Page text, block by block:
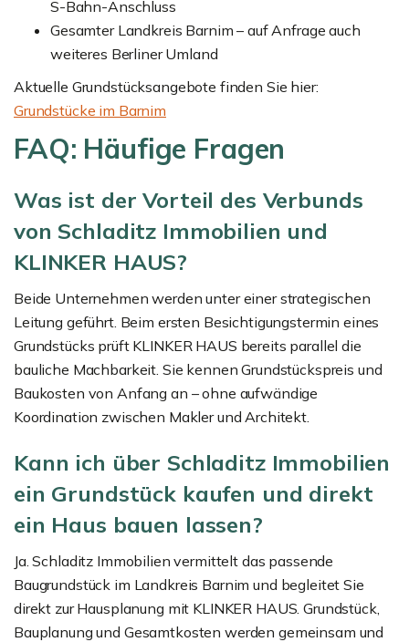
S-Bahn-Anschluss
Gesamter Landkreis Barnim – auf Anfrage auch
weiteres Berliner Umland
Aktuelle Grundstücksangebote finden Sie hier:
Grundstücke im Barnim
FAQ: Häufige Fragen
Was ist der Vorteil des Verbunds
von Schladitz Immobilien und
KLINKER HAUS?
Beide Unternehmen werden unter einer strategischen
Leitung geführt. Beim ersten Besichtigungstermin eines
Grundstücks prüft KLINKER HAUS bereits parallel die
bauliche Machbarkeit. Sie kennen Grundstückspreis und
Baukosten von Anfang an – ohne aufwändige
Koordination zwischen Makler und Architekt.
Kann ich über Schladitz Immobilien
ein Grundstück kaufen und direkt
ein Haus bauen lassen?
Ja. Schladitz Immobilien vermittelt das passende
Baugrundstück im Landkreis Barnim und begleitet Sie
direkt zur Hausplanung mit KLINKER HAUS. Grundstück,
Bauplanung und Gesamtkosten werden gemeinsam und